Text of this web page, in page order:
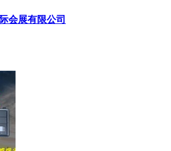
会展有限公司